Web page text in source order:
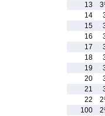
13
14
15
16
17
18
19
20
21
22
100